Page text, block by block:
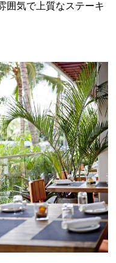
囲気で上質なステーキ